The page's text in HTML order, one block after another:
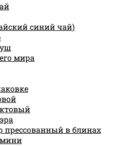
синий чай)
мира
в блинах